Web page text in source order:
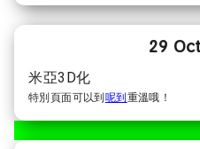
29
米亞3D化
特別頁面可以到 呢到 重溫哦！